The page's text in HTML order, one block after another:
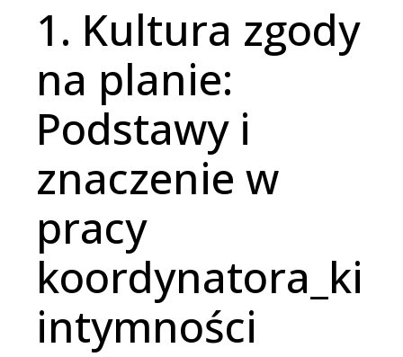
1. Kultura zgody
na planie:
Podstawy i
znaczenie w
pracy
koordynatora_ki
intymności